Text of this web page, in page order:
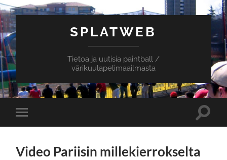
SPLATWEB
Tietoa ja uutisia paintball /
värikuulapelimaailmasta
Toggle
mobile
Toggle
Video Pariisin millekierrokselta